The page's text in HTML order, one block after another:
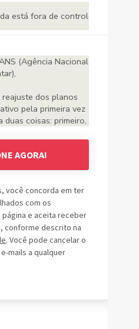
AGORA!
você concorda em ter
com os
e aceita receber
conforme descrito na
. Você pode cancelar o
mails a qualquer